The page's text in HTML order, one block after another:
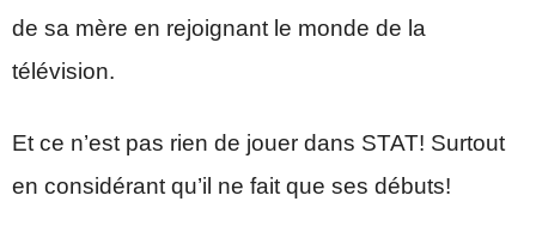
de sa mère en rejoignant le monde de la
télévision.
Et ce n’est pas rien de jouer dans STAT! Surtout
en considérant qu’il ne fait que ses débuts!